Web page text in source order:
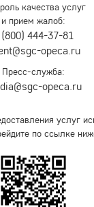
качества услуг
и прием жалоб:
444-37-81
opeca.ru
Пресс-служба:
opeca.ru
услуг
по ссылке